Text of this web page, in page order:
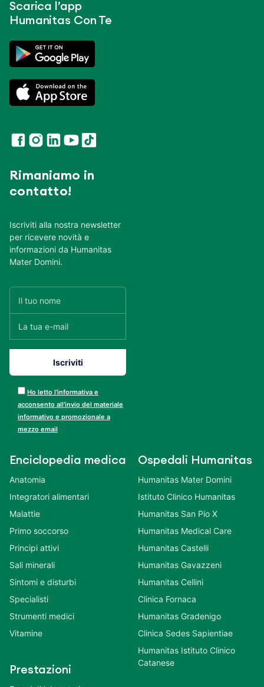
Scarica l’app
Humanitas Con Te
Rimaniamo in
contatto!
Iscriviti alla nostra newsletter
per ricevere novità e
informazioni da Humanitas
Mater Domini.
Ho letto l’informativa e
acconsento all’invio del materiale
informativo e promozionale a
mezzo email
Enciclopedia medica
Anatomia
Integratori alimentari
Malattie
Primo soccorso
Principi attivi
Sali minerali
Sintomi e disturbi
Specialisti
Strumenti medici
Vitamine
Prestazioni
Ospedali Humanitas
Humanitas Mater Domini
Istituto Clinico Humanitas
Humanitas San Pio X
Humanitas Medical Care
Humanitas Castelli
Humanitas Gavazzeni
Humanitas Cellini
Clinica Fornaca
Humanitas Gradenigo
Clinica Sedes Sapientiae
Humanitas Istituto Clinico
Catanese